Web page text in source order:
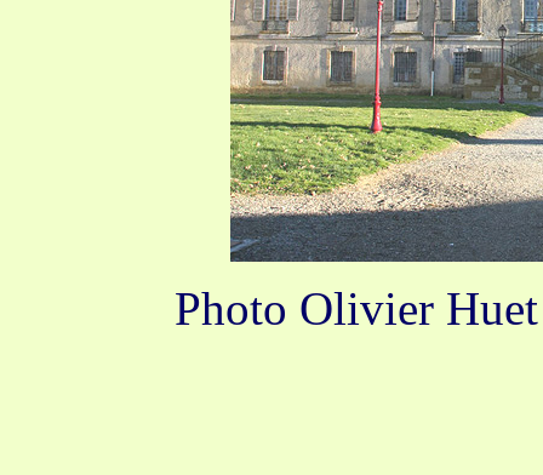
Photo Olivier